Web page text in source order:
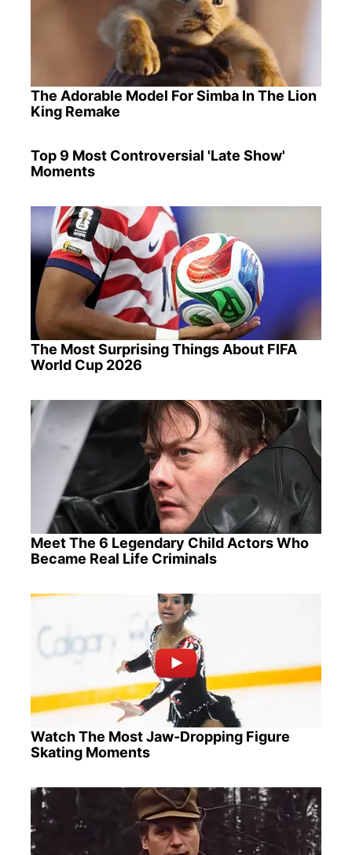
The Adorable Model For Simba In The Lion
King Remake
Top 9 Most Controversial 'Late Show'
Moments
The Most Surprising Things About FIFA
World Cup 2026
Meet The 6 Legendary Child Actors Who
Became Real Life Criminals
Watch The Most Jaw‑Dropping Figure
Skating Moments